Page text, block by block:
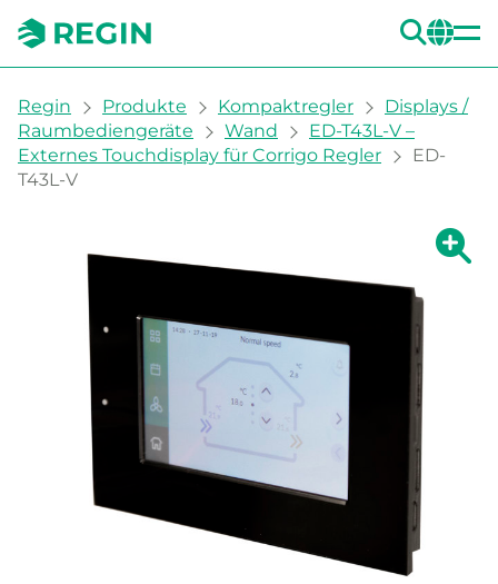
You are here:
Regin Produkte Kompaktregler
Displays /
Raumbediengeräte
Wand
ED-T43L-V –
Externes Touchdisplay für Corrigo Regler
ED-
T43L-V
Zeige